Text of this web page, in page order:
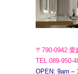
〒790-0942 愛
TEL.089-950-
OPEN: 9am –